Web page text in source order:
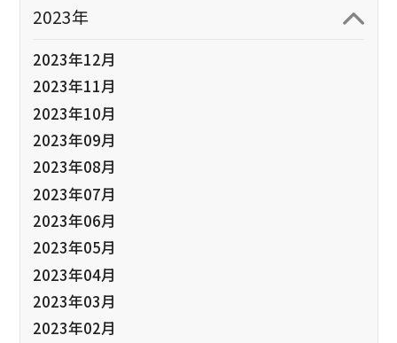
2023年
2023年12月
2023年11月
2023年10月
2023年09月
2023年08月
2023年07月
2023年06月
2023年05月
2023年04月
2023年03月
2023年02月